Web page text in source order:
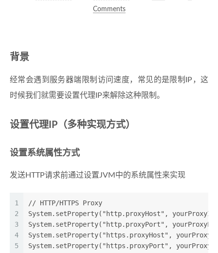
Comments
背景
经常会遇到服务器端限制访问速度，常见的是限制IP，这
时候我们就需要设置代理IP来解除这种限制。
设置代理IP（多种实现方式）
设置系统属性方式
发送HTTP请求前通过设置JVM中的系统属性来实现
1
2
3
4
5
// HTTP/HTTPS Proxy
System.setProperty("http.proxyHost",
System.setProperty("http.proxyPort",
System.setProperty("https.proxyHost",
System.setProperty("https.proxyPort",